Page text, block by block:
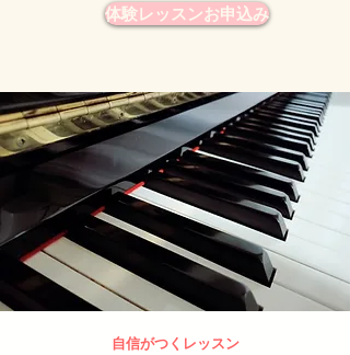
体験レッスンお申込み
自信がつくレッスン